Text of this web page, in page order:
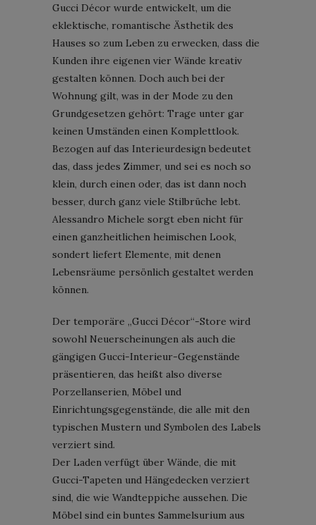
Gucci Décor wurde entwickelt, um die
eklektische, romantische Ästhetik des
Hauses so zum Leben zu erwecken, dass die
Kunden ihre eigenen vier Wände kreativ
gestalten können. Doch auch bei der
Wohnung gilt, was in der Mode zu den
Grundgesetzen gehört: Trage unter gar
keinen Umständen einen Komplettlook.
Bezogen auf das Interieurdesign bedeutet
das, dass jedes Zimmer, und sei es noch so
klein, durch einen oder, das ist dann noch
besser, durch ganz viele Stilbrüche lebt.
Alessandro Michele sorgt eben nicht für
einen ganzheitlichen heimischen Look,
sondert liefert Elemente, mit denen
Lebensräume persönlich gestaltet werden
können.
Der temporäre „Gucci Décor“-Store wird
sowohl Neuerscheinungen als auch die
gängigen Gucci-Interieur-Gegenstände
präsentieren, das heißt also diverse
Porzellanserien, Möbel und
Einrichtungsgegenstände, die alle mit den
typischen Mustern und Symbolen des Labels
verziert sind.
Der Laden verfügt über Wände, die mit
Gucci-Tapeten und Hängedecken verziert
sind, die wie Wandteppiche aussehen. Die
Möbel sind ein buntes Sammelsurium aus